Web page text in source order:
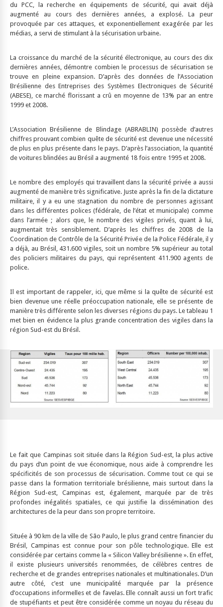
du PCC, la recherche en équipements de sécurité, qui avait déjà
augmenté au cours des dernières années, a explosé. La peur
provoquée par ces attaques, et exponentiellement exagérée par les
médias, a servi de stimulant à la sécurisation urbaine.
La croissance du marché de la sécurité électronique, au cours des dix
dernières années, démontre combien le processus de sécurisation se
trouve en pleine expansion. D’après des données de l’Association
Brésilienne des Entreprises des Systèmes Electroniques de Sécurité
(ABESE), ce marché florissant a crû en moyenne de 13% par an entre
1999 et 2008.
L’Association Brésilienne de Blindage (ABRABLIN) possède d’autres
chiffres prouvant combien quête de sécurité est devenue une nécessité
de plus en plus présente dans le pays. D’après l’association, la quantité
de voitures blindées au Brésil a augmenté 18 fois entre 1995 et 2008.
Le nombre des employés qui travaillent dans la sécurité privée a aussi
augmenté de manière très significative. Juste après la fin de la dictature
militaire, il y a eu une stagnation du nombre de personnes agissant
dans les différentes polices (fédérale, de l’état et municipale) comme
dans l’armée ; alors que, le nombre des vigiles privés, quant à lui,
augmentait très sensiblement. D’après les chiffres de 2008 de la
Coordination de Contrôle de la Sécurité Privée de la Police Fédérale, il y
a déjà, au Brésil, 431.600 vigiles, soit un nombre 5% supérieur au total
des policiers militaires du pays, qui représentent 411.900 agents de
police.
Il est important de rappeler, ici, que même si la quête de sécurité est
bien devenue une réelle préoccupation nationale, elle se présente de
manière très différente selon les diverses régions du pays. Le tableau 1
met bien en évidence la plus grande concentration des vigiles dans la
région Sud-est du Brésil.
Le fait que Campinas soit située dans la Région Sud-est, la plus active
du pays d’un point de vue économique, nous aide à comprendre les
spécificités de son processus de sécurisation. Comme tout ce qui se
passe dans la formation territoriale brésilienne, mais surtout dans la
Région Sud-est, Campinas est, également, marquée par de très
profondes inégalités spatiales, ce qui justifie la dissémination des
architectures de la peur dans son propre territoire.
Située à 90 km de la ville de São Paulo, le plus grand centre financier du
Brésil, Campinas est connue pour son pôle technologique. Elle est
considérée par certains comme la « Silicon Valley brésilienne ». En effet,
il existe plusieurs universités renommées, de célèbres centres de
recherche et de grandes entreprises nationales et multinationales. D’un
autre côté, c’est une municipalité marquée par la présence
d’occupations informelles et de favelas. Elle connaît aussi un fort trafic
de stupéfiants et peut être considérée comme un noyau du réseau du